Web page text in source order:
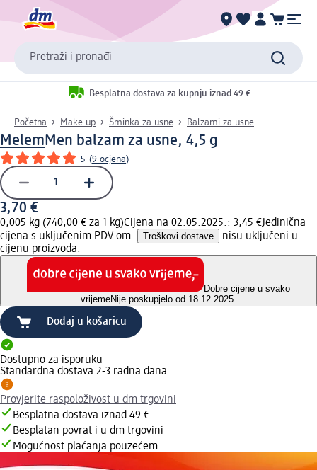
Pretraži i pronađi
Besplatna dostava za kupnju iznad 49 €
Početna Make up Šminka za usne Balzami za usne
MelemMen balzam za usne, 4,5 g
5 (9 ocjena)
3,70 €
0,005 kg (740,00 € za 1 kg)Cijena na 02.05.2025.: 3,45 €Jedinična
cijena s uključenim PDV-om.
Troškovi dostave
nisu uključeni u
cijenu proizvoda.
Dobre cijene u svako
vrijemeNije poskupjelo od 18.12.2025.
Dodaj u košaricu
Dostupno za isporuku
Standardna dostava 2-3 radna dana
Provjerite raspoloživost u dm trgovini
Besplatna dostava iznad 49 €
Besplatan povrat i u dm trgovini
Mogućnost plaćanja pouzećem